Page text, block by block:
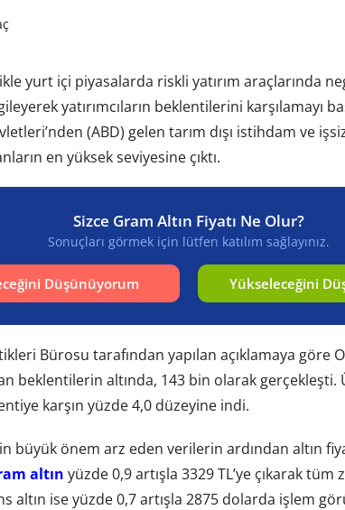
yurt içi piyasalarda riskli yatırım araçlarında
yatırımcıların beklentilerini karşılamayı
(ABD) gelen tarım dışı istihdam ve
en yüksek seviyesine çıktı.
Sizce Gram Altın Fiyatı Ne Olur?
Sonuçları görmek için lütfen katılım sağlayınız.
Düşünüyorum Yükseleceğini
Bürosu tarafından yapılan açıklamaya göre
beklentilerin altında, 143 bin olarak gerçekleşti.
karşın yüzde 4,0 düzeyine indi.
büyük önem arz eden verilerin ardından altın
altın yüzde 0,9 artışla 3329 TL’ye çıkarak tüm
altın ise yüzde 0,7 artışla 2875 dolarda işlem